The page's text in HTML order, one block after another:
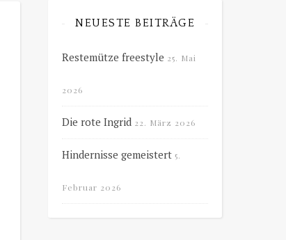
NEUESTE BEITRÄGE
Restemütze freestyle 25. Mai
2026
Die rote Ingrid 22. März 2026
Hindernisse gemeistert 5.
Februar 2026